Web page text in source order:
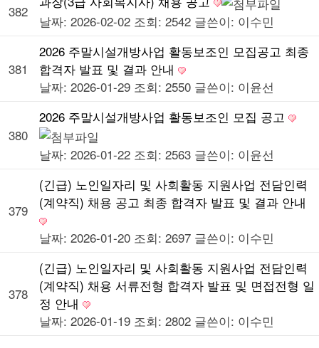
382
날짜: 2026-02-02 조회: 2542 글쓴이: 이수민
381
2026 주말시설개방사업 활동보조인 모집공고 최종
합격자 발표 및 결과 안내
날짜: 2026-01-29 조회: 2550 글쓴이: 이윤선
380
2026 주말시설개방사업 활동보조인 모집 공고
날짜: 2026-01-22 조회: 2563 글쓴이: 이윤선
379
(긴급) 노인일자리 및 사회활동 지원사업 전담인력
(계약직) 채용 공고 최종 합격자 발표 및 결과 안내
날짜: 2026-01-20 조회: 2697 글쓴이: 이수민
378
(긴급) 노인일자리 및 사회활동 지원사업 전담인력
(계약직) 채용 서류전형 합격자 발표 및 면접전형 일
정 안내
날짜: 2026-01-19 조회: 2802 글쓴이: 이수민